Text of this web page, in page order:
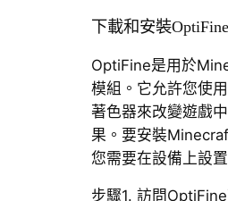
下載和安裝OptiFine
OptiFine是用於
模組。它允許您使
著色器來改變遊戲
果。要安裝
您需要在設備上設
步驟1. 訪問